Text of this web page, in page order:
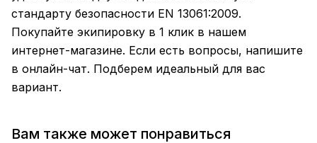
стандарту безопасности EN 13061:2009.
Покупайте экипировку в 1 клик в нашем
интернет-магазине. Если есть вопросы, напишите
в онлайн-чат. Подберем идеальный для вас
вариант.
Вам также может понравиться